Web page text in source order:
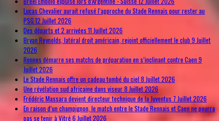
Lucas Chevalier aurait refusé l’approche du Stade Rennais pour rester au
PSG12 Juillet 2026
Des départs et 2 arrivées 11 Juillet 2026
Bryan Reynolds, latéral droit américain, rejoint officiellement le club9 Juillet
2026
Rennes démarre ses matchs de préparation en s’inclinant contre Caen 9
Juillet 2026
Le Stade Rennais offre un cadeau tombé du ciel8 Juillet 2026
Une révélation sud africaine dans viseur8 Juillet 2026
Frédéric Massara devient directeur technique de la Juventus 7 Juillet 2026
En raison d’un champignon, le match entre le Stade Rennais et Caen ne pourra
pas se tenir à Vitré 6 Juillet 2026